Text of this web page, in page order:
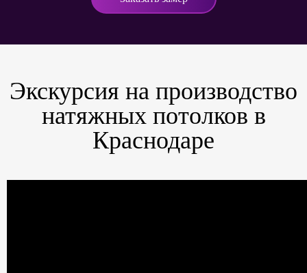
Экскурсия на производство
натяжных потолков в
Краснодаре